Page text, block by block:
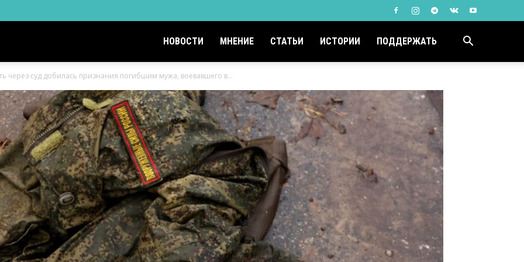
НОВОСТИ МНЕНИЕ СТАТЬИ ИСТОРИИ ПОДДЕРЖАТЬ
через суд добилась признания погибшим мужа, воевавшего в...